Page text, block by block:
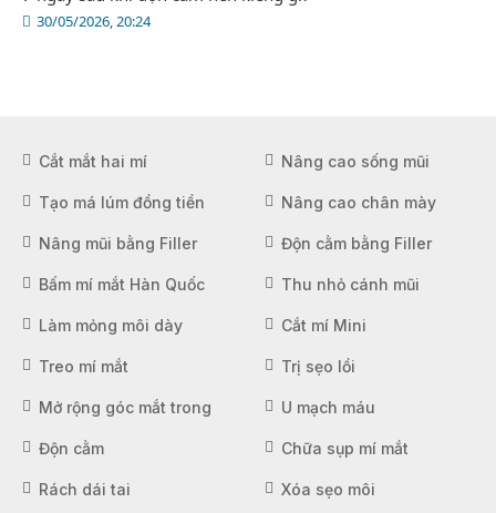
30/05/2026, 20:24
Cắt mắt hai mí Nâng cao sống mũi
Tạo má lúm đồng tiền Nâng cao chân mày
Nâng mũi bằng Filler Độn cằm bằng Filler
Bấm mí mắt Hàn Quốc Thu nhỏ cánh mũi
Làm mỏng môi dày Cắt mí Mini
Treo mí mắt Trị sẹo lồi
Mở rộng góc mắt trong U mạch máu
Độn cằm Chữa sụp mí mắt
Rách dái tai Xóa sẹo môi